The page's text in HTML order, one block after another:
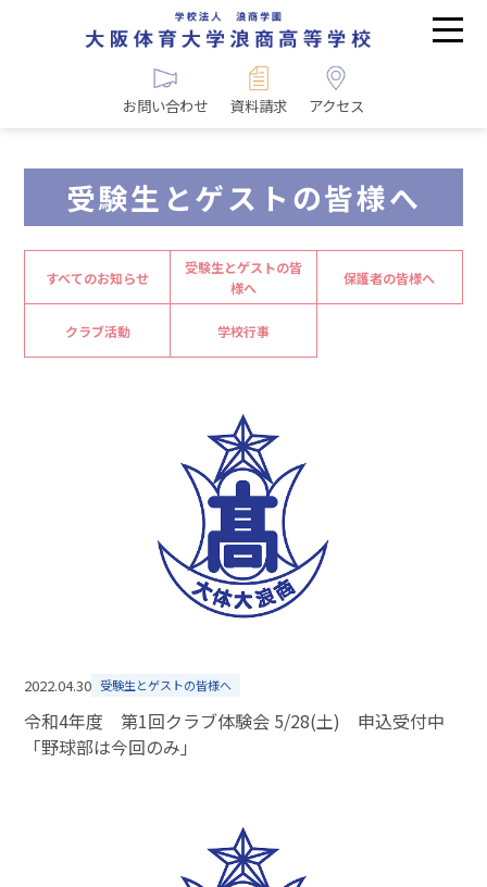
お問い合わせ 資料請求 アクセス
受験生とゲストの皆様へ
すべてのお知らせ
受験生とゲストの皆
様へ
保護者の皆様へ
クラブ活動 学校行事
2022.04.30 受験生とゲストの皆様へ
令和4年度 第1回クラブ体験会 5/28(土) 申込受付中
「野球部は今回のみ」